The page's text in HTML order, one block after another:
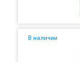
В наличии